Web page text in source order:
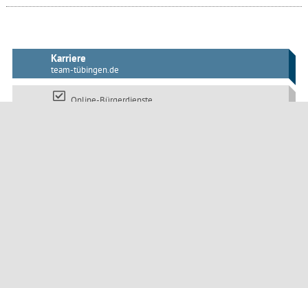
Karriere
team-tübingen.de
Online-Bürgerdienste